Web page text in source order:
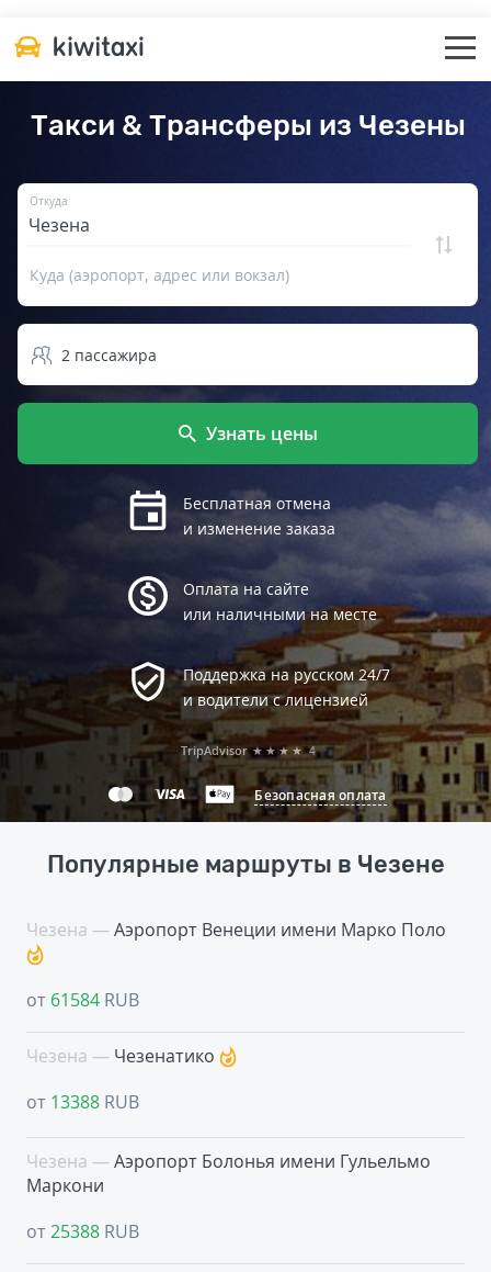
Такси & Трансферы из Чезены
Откуда
Куда (аэропорт, адрес или вокзал)
2 пассажира
Узнать цены
Бесплатная отмена
и изменение заказа
Оплата на сайте
или наличными на месте
Поддержка на русском 24/7
и водители с лицензией
Безопасная оплата
TripAdvisor ★★★★ 4
Популярные маршруты в Чезене
Чезена — Аэропорт Венеции имени Марко Поло
от 61584 RUB
Чезена — Чезенатико
от 13388 RUB
Чезена — Аэропорт Болонья имени Гульельмо
Маркони
от25388 RUB